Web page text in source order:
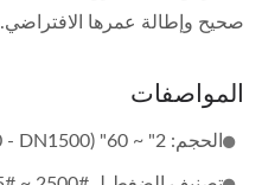
صحيح وإطالة عمرها الافتراضي.
المواصفات
الحجم: 2" ~ 60" (DN40 - DN1500)